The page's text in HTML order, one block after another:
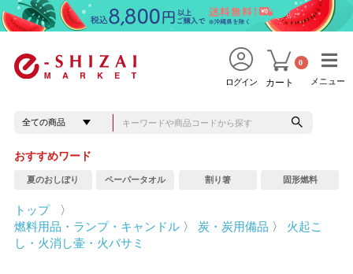
メニュー
メニュー
ログイン カート
0
おすすめワード
夏のおしぼり ペーパータオル 割り箸 固形燃料
トップ
〉
燃料用品・ランプ・キャンドル 〉 炭・炭用備品 〉 火起こ
し・火消し壷・火バサミ